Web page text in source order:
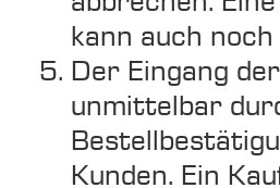
kann auch
Der Eingang
unmittelbar
Kunden. Ein